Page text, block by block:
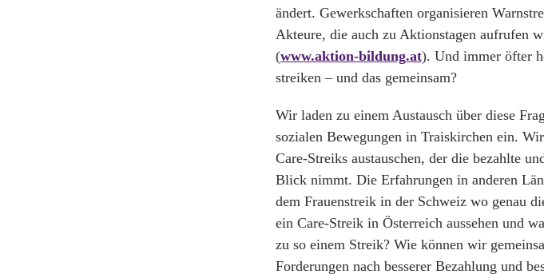
ändert. Gewerkschaften organisieren
Akteure, die auch zu Aktionstagen aufrufen
(www.aktion-bildung.at). Und immer öfter
streiken – und das gemeinsam?
Wir laden zu einem Austausch über diese
sozialen Bewegungen in Traiskirchen ein.
Care-Streiks austauschen, der die bezahlte
Blick nimmt. Die Erfahrungen in anderen
dem Frauenstreik in der Schweiz wo genau
ein Care-Streik in Österreich aussehen und
zu so einem Streik? Wie können wir
Forderungen nach besserer Bezahlung und